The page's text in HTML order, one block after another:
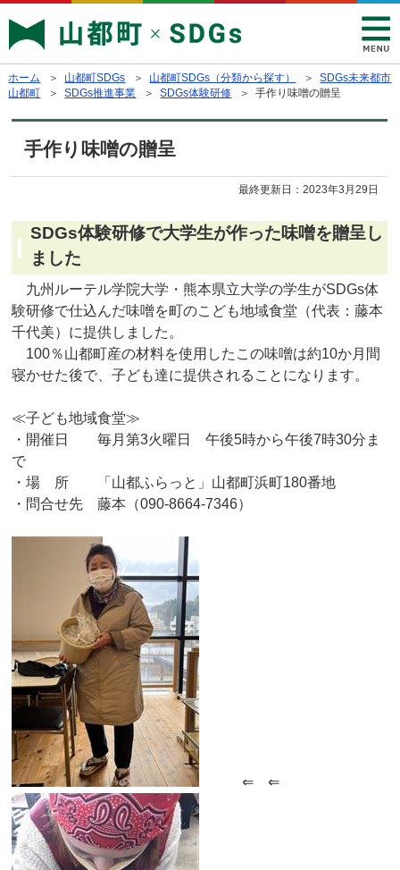
ホーム ＞ 山都町SDGs ＞ 山都町SDGs（分類から探す） ＞SDGs未来都市
山都町 ＞SDGs推進事業 ＞SDGs体験研修 ＞ 手作り味噌の贈呈
手作り味噌の贈呈
最終更新日：2023年3月29日
SDGs体験研修で大学生が作った味噌を贈呈し
ました
九州ルーテル学院大学・熊本県立大学の学生がSDGs体
験研修で仕込んだ味噌を町のこども地域食堂（代表：藤本
千代美）に提供しました。
100％山都町産の材料を使用したこの味噌は約10か月間
寝かせた後で、子ども達に提供されることになります。
≪子ども地域食堂≫
・開催日 毎月第3火曜日 午後5時から午後7時30分ま
で
・場 所 「山都ふらっと」山都町浜町180番地
・問合せ先 藤本（090-8664-7346）
⇐ ⇐